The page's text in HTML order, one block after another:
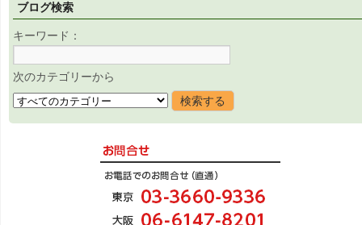
ブログ検索
キーワード：
次のカテゴリーから